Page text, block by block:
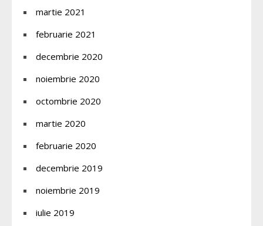
martie 2021
februarie 2021
decembrie 2020
noiembrie 2020
octombrie 2020
martie 2020
februarie 2020
decembrie 2019
noiembrie 2019
iulie 2019